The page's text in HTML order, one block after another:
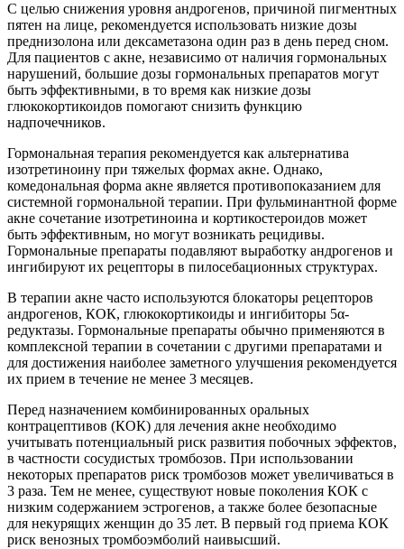
С целью снижения уровня андрогенов, причиной пигментных
пятен на лице, рекомендуется использовать низкие дозы
преднизолона или дексаметазона один раз в день перед сном.
Для пациентов с акне, независимо от наличия гормональных
нарушений, большие дозы гормональных препаратов могут
быть эффективными, в то время как низкие дозы
глюкокортикоидов помогают снизить функцию
надпочечников.
Гормональная терапия рекомендуется как альтернатива
изотретиноину при тяжелых формах акне. Однако,
комедональная форма акне является противопоказанием для
системной гормональной терапии. При фульминантной форме
акне сочетание изотретиноина и кортикостероидов может
быть эффективным, но могут возникать рецидивы.
Гормональные препараты подавляют выработку андрогенов и
ингибируют их рецепторы в пилосебационных структурах.
В терапии акне часто используются блокаторы рецепторов
андрогенов, КОК, глюкокортикоиды и ингибиторы 5α-
редуктазы. Гормональные препараты обычно применяются в
комплексной терапии в сочетании с другими препаратами и
для достижения наиболее заметного улучшения рекомендуется
их прием в течение не менее 3 месяцев.
Перед назначением комбинированных оральных
контрацептивов (КОК) для лечения акне необходимо
учитывать потенциальный риск развития побочных эффектов,
в частности сосудистых тромбозов. При использовании
некоторых препаратов риск тромбозов может увеличиваться в
3 раза. Тем не менее, существуют новые поколения КОК с
низким содержанием эстрогенов, а также более безопасные
для некурящих женщин до 35 лет. В первый год приема КОК
риск венозных тромбоэмболий наивысший.